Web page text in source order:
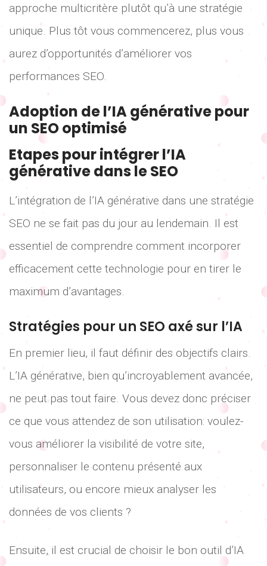
approche multicritère plutôt qu’à une stratégie
unique. Plus tôt vous commencerez, plus vous
aurez d’opportunités d’améliorer vos
performances SEO.
Adoption de l’IA générative pour
un SEO optimisé
Etapes pour intégrer l’IA
générative dans le SEO
L’intégration de l’IA générative dans une stratégie
SEO ne se fait pas du jour au lendemain. Il est
essentiel de comprendre comment incorporer
efficacement cette technologie pour en tirer le
maximum d’avantages.
Stratégies pour un SEO axé sur l’IA
En premier lieu, il faut définir des objectifs clairs.
L’IA générative, bien qu’incroyablement avancée,
ne peut pas tout faire. Vous devez donc préciser
ce que vous attendez de son utilisation: voulez-
vous améliorer la visibilité de votre site,
personnaliser le contenu présenté aux
utilisateurs, ou encore mieux analyser les
données de vos clients ?
Ensuite, il est crucial de choisir le bon outil d’IA